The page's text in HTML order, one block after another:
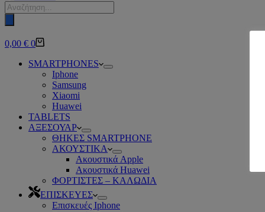
Products
search
Καλάθι
0,00 € 0
SMARTPHONES
Iphone
Samsung
Xiaomi
Huawei
TABLETS
ΑΞΕΣΟΥΑΡ
ΘΗΚΕΣ SMARTPHONE
ΑΚΟΥΣΤΙΚΑ
Ακουστικά Apple
Ακουστικά Huawei
ΦΟΡΤΙΣΤΕΣ – ΚΑΛΩΔΙΑ
ΕΠΙΣΚΕΥΕΣ
Επισκευές Iphone